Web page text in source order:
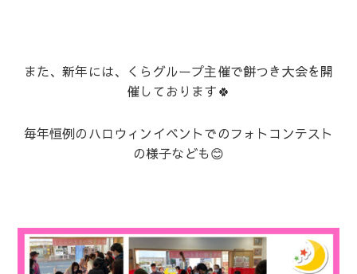
また、新年には、くらグループ主催で餅つき大会を開
催しております🍀
毎年恒例のハロウィンイベントでのフォトコンテスト
の様子なども😊